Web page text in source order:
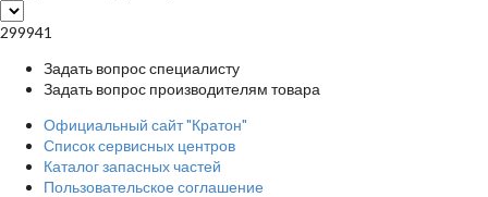
299941
Задать вопрос специалисту
Задать вопрос производителям товара
Официальный сайт "Кратон"
Список сервисных центров
Каталог запасных частей
Пользовательское соглашение